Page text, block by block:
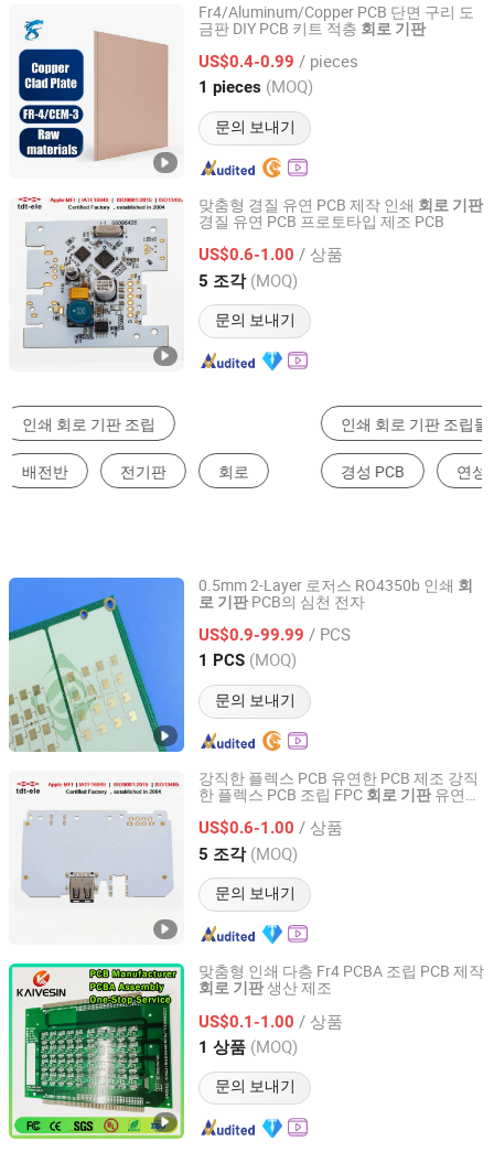
Fr4/Aluminum/Copper PCB 단면 구리 도
금판 DIY PCB 키트 적층 회로 기판
US$0.4-0.99 / pieces
1 pieces (MOQ)
문의 보내기
Shenzhen Xinlongye Electronic Technology Co., Ltd
Guangdong, China 이후 2025
맞춤형 경질 유연 PCB 제작 인쇄 회로 기판
경질 유연 PCB 프로토타입 제조 PCB
US$0.6-1.00 / 상품
5 조각 (MOQ)
문의 보내기
Shenzhen Tianditong Electronics Co., Ltd
Guangdong, China 이후 2025
인쇄 회로 기판 조립물 양면PCB
경성 PCB 연성회로기판 단면PCB
0.5mm 2-Layer 로저스 RO4350b 인쇄 회
로 기판PCB의 심천 전자
US$0.9-99.99 / PCS
1 PCS (MOQ)
문의 보내기
Shenzhen Bicheng Electronic Technology Co., Ltd
Guangdong, China 이후 2017
강직한 플렉스 PCB 유연한 PCB 제조 강직
한 플렉스 PCB 조립 FPC 회로 기판유연한
US$0.6-1.00 / 상품
5 조각 (MOQ)
문의 보내기
Shenzhen Tianditong Electronics Co., Ltd
이후 2025
맞춤형 인쇄 다층 Fr4 PCBA 조립 PCB 제작
회로 기판생산 제조
US$0.1-1.00 / 상품
1 상품 (MOQ)
문의 보내기
Guangzhou Kevis Electronic Technology Co., Ltd.
Guangdong, China 이후 2024